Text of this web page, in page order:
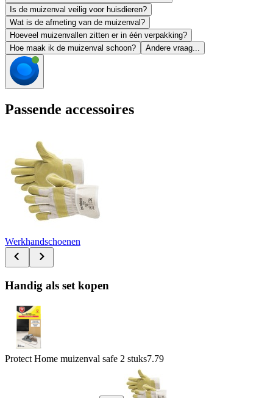
Is de muizenval veilig voor huisdieren?
Wat is de afmeting van de muizenval?
Hoeveel muizenvallen zitten er in één verpakking?
Hoe maak ik de muizenval schoon?
Andere vraag...
Passende accessoires
Werkhandschoenen
Handig als set kopen
Protect Home muizenval safe 2 stuks7.79